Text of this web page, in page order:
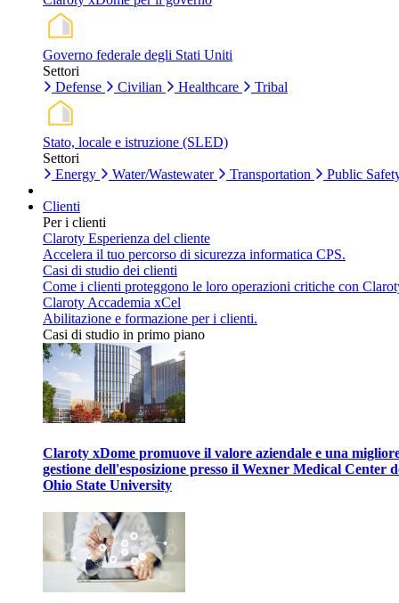
Governo federale degli Stati Uniti
Settori
Defense
Civilian Healthcare Tribal
Stato, locale e istruzione (SLED)
Settori
Energy
Water/Wastewater Transportation Public
Clienti
Per i clienti
Claroty Esperienza del cliente
Accelera il tuo percorso di sicurezza informatica CPS.
Casi di studio dei clienti
Come i clienti proteggono le loro operazioni critiche con
Claroty Accademia xCel
Abilitazione e formazione per i clienti.
Casi di studio in primo piano
Claroty xDome promuove il valore aziendale e una
gestione dell'esposizione presso il Wexner Medical Center
Ohio State University